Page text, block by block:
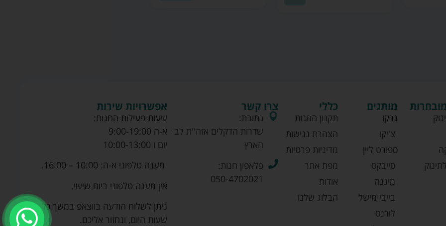
מותגים
גרקו
צ'יקו
ספורט ליין
סייבקס
מיננה
בייבי מישל
לורנס
כללי
תקנון החנות
הצהרת נגישות
מדיניות פרטיות
מפת אתר
אודות
הבלוג שלנו
צרו קשר
כתובת:
שדרות הדקלים אזה''ת לב
הארץ
פלאפון חנות:
050-4702021
אפשרויות שירות
שעות פעילות החנות:
א-ה 9:00-19:00
יום ו 10:00-13:00
מענה טלפוני א-ה: 10:00 – 16:00.
אין מענה טלפוני ביום שישי.
ניתן לשלוח הודעה בווצאפ במשך כל
שעות היום, ונחזור אליכם.